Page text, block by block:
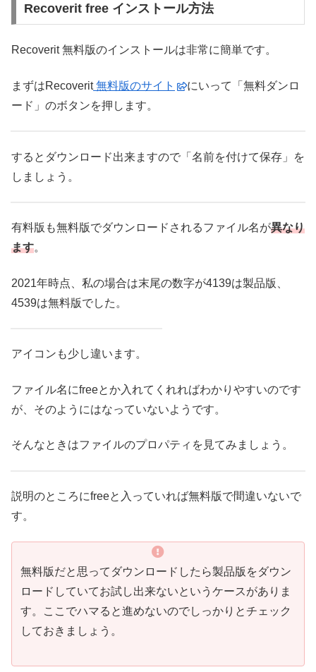
Recoverit free インストール方法
Recoverit 無料版のインストールは非常に簡単です。
まずはRecoverit無料版のサイト
にいって「無料ダンロ
ード」のボタンを押します。
するとダウンロード出来ますので「名前を付けて保存」を
しましょう。
有料版も無料版でダウンロードされるファイル名が異なり
ます。
2021年時点、私の場合は末尾の数字が4139は製品版、
4539は無料版でした。
アイコンも少し違います。
ファイル名にfreeとか入れてくれればわかりやすいのです
が、そのようにはなっていないようです。
そんなときはファイルのプロパティを見てみましょう。
説明のところにfreeと入っていれば無料版で間違いないで
す。
無料版だと思ってダウンロードしたら製品版をダウン
ロードしていてお試し出来ないというケースがありま
す。ここでハマると進めないのでしっかりとチェック
しておきましょう。